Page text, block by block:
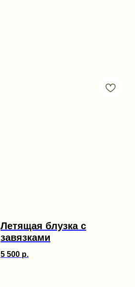
Летящая блузка с
завязками
5 500 р.